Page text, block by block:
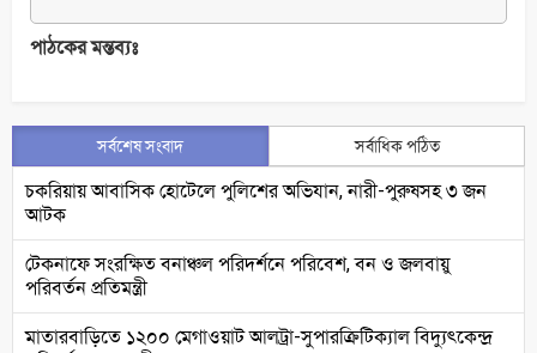
পাঠকের মন্তব্যঃ
সর্বশেষ সংবাদ সর্বাধিক পঠিত
চকরিয়ায় আবাসিক হোটেলে পুলিশের অভিযান, নারী-পুরুষসহ ৩ জন
আটক
টেকনাফে সংরক্ষিত বনাঞ্চল পরিদর্শনে পরিবেশ, বন ও জলবায়ু
পরিবর্তন প্রতিমন্ত্রী
মাতারবাড়িতে ১২০০ মেগাওয়াট আলট্রা-সুপারক্রিটিক্যাল বিদ্যুৎকেন্দ্র